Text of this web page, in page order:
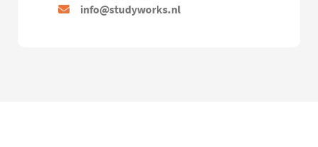
info@studyworks.nl